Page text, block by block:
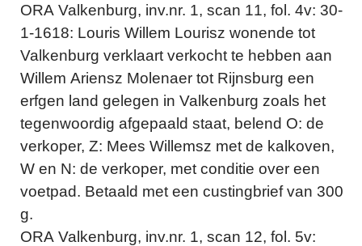
ORA Valkenburg, inv.nr. 1, scan 11, fol. 4v: 30-
1-1618: Louris Willem Lourisz wonende tot
Valkenburg verklaart verkocht te hebben aan
Willem Ariensz Molenaer tot Rijnsburg een
erfgen land gelegen in Valkenburg zoals het
tegenwoordig afgepaald staat, belend O: de
verkoper, Z: Mees Willemsz met de kalkoven,
W en N: de verkoper, met conditie over een
voetpad. Betaald met een custingbrief van 300
g.
ORA Valkenburg, inv.nr. 1, scan 12, fol. 5v: